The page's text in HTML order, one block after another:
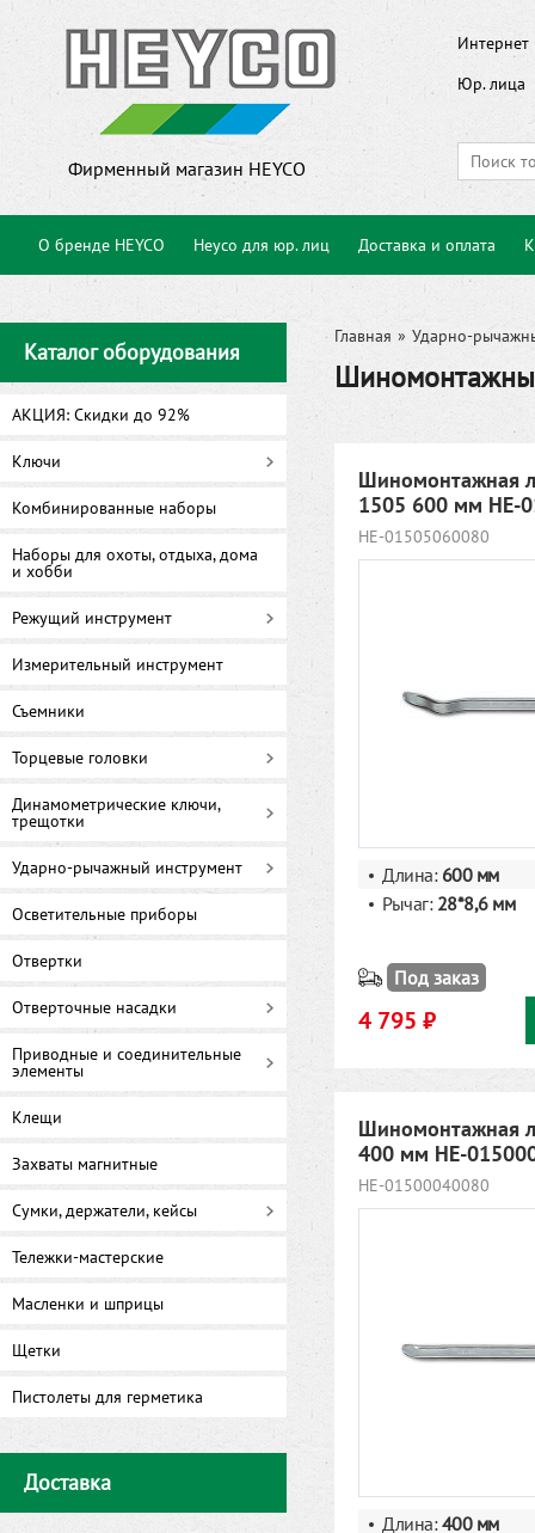
Фирменный магазин HEYCO
Интернет
Юр. лица
О бренде HEYCO Heyco для юр. лиц Доставка и оплата
Каталог оборудования
АКЦИЯ: Скидки до 92%
Ключи
Комбинированные наборы
Наборы для охоты, отдыха, дома
и хобби
Режущий инструмент
Измерительный инструмент
Съемники
Торцевые головки
Динамометрические ключи,
трещотки
Ударно-рычажный инструмент
Осветительные приборы
Отвертки
Отверточные насадки
Приводные и соединительные
элементы
Клещи
Захваты магнитные
Сумки, держатели, кейсы
Тележки-мастерские
Масленки и шприцы
Щетки
Пистолеты для герметика
Доставка
Главная » Ударно-
Шиномонтажная
1505 600 мм HE-
HE-01505060080
Длина: 600 мм
Рычаг: 28*8,6 мм
Под заказ
4 795 ₽
Шиномонтажная
400 мм HE-
HE-01500040080
Длина:400 мм